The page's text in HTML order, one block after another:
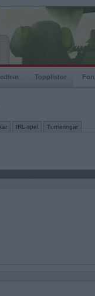
Topplistor
IRL-spel Turneringar